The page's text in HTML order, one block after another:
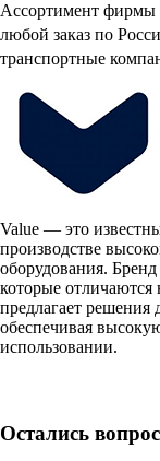
Ассортимент фирмы
любой заказ по
транспортные
Value — это
производстве
оборудования.
которые
предлагает решения
обеспечивая
использовании.
Остались